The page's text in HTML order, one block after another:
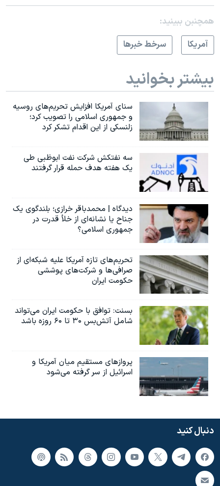
همچنبن ببینید:
آمريکا
سرخط خبرها
بیشتر بخوانید
سنای آمریکا افزایش تحریم‌های روسیه
و جمهوری اسلامی را تصویب کرد؛
زلنسکی از این اقدام تشکر کرد
سه نفتکش شرکت نفت ابوظبی طی
یک هفته هدف حمله قرار گرفتند
دیدگاه | محمدباقر خرازی؛ بلندگوی یک
جناح یا نشانه‌ای از خلأ قدرت در
جمهوری اسلامی؟
تحریم‌های تازه آمریکا علیه شبکه‌ای از
صرافی‌ها و شرکت‌های پوششی
حکومت ایران
بسنت: توافق با حکومت ایران می‌تواند
شامل آتش‌بس ۳۰ تا ۶۰ روزه باشد
پروازهای مستقیم میان آمریکا و
اسرائیل از سر گرفته می‌شود
دنبال کنید